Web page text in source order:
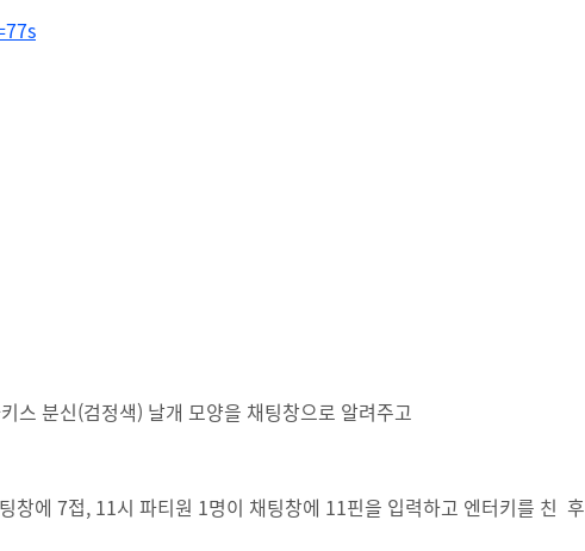
스 분신(검정색) 날개 모양을 채팅창으로 알려주고
창에 7접, 11시 파티원 1명이 채팅창에 11핀을 입력하고 엔터키를 친 후